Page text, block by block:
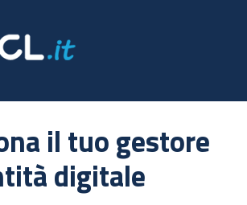
il tuo gestore
digitale